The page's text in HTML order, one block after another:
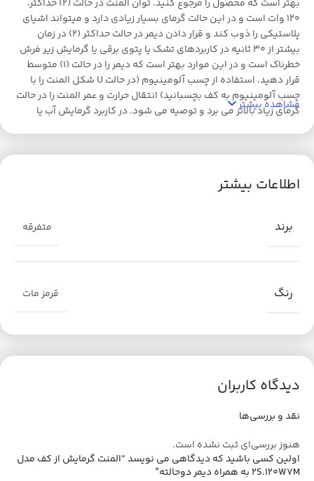
بهتر است که محصول را مرجوع کنید. توان المنت در حالت (2) حداکثر،
120 وات است و در این حالت گرمای بسیار زیادی دارد و میتواند اشیای
پلاستیکی را ذوب کند و قرار دادن دیمر در حالت حداکثر (2) در زمان
بیشتر از 30 ثانیه در کاربردهای تشک یا پتوی برقی یا گرمایش زیر فرش
خطرناک است و در این موارد بهتر است که دیمر را در حالت (1) متوسط
قرار دهید. استفاده از چسب آلومینیوم (در حالت U شکل المنت را با
چسب آلومینیوم به کف بچسبانید) انتقال حرارت و عمر المنت را در حالت
گرمای زیاد بالاتر می برد و توصیه می شود. در کاربرد گرمایش آب یا
تشک یا پتوی برقی یا زیر فرش، دیمر را روی حالت متوسط قرار دهید.
مشاهده بیشتر
اطلاعات بیشتر
برند متفرقه
رنگ قرمز مات
دیدگاه کاربران
نقد و بررسی‌ها
هنوز بررسی‌ای ثبت نشده است.
اولین کسی باشید که دیدگاهی می نویسد “المنت گرمایش از کف مدل
2S.120W7M به همراه دیمر دوحالته”